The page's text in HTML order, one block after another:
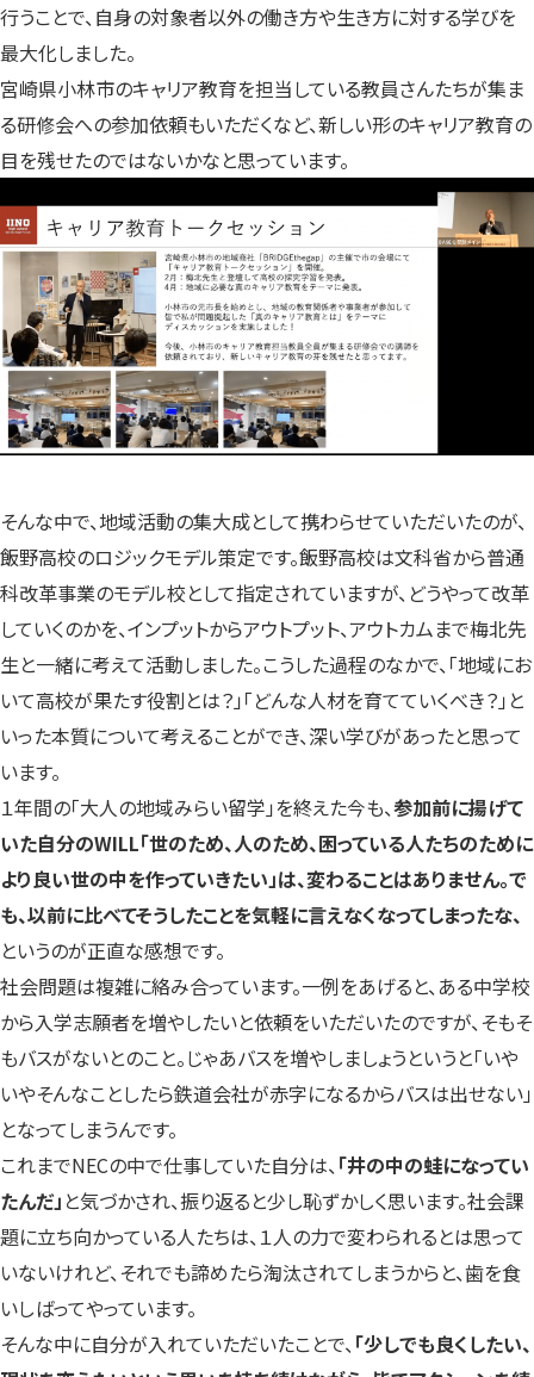
行うことで、自身の対象者以外の働き方や生き方に対する学びを
最大化しました。
宮崎県小林市のキャリア教育を担当している教員さんたちが集ま
る研修会への参加依頼もいただくなど、新しい形のキャリア教育の
目を残せたのではないかなと思っています。
そんな中で、地域活動の集大成として携わらせていただいたのが、
飯野高校のロジックモデル策定です。飯野高校は文科省から普通
科改革事業のモデル校として指定されていますが、どうやって改革
していくのかを、インプットからアウトプット、アウトカムまで梅北先
生と一緒に考えて活動しました。こうした過程のなかで、「地域にお
いて高校が果たす役割とは？」「どんな人材を育てていくべき？」と
いった本質について考えることができ、深い学びがあったと思って
います。
１年間の「大人の地域みらい留学」を終えた今も、参加前に揚げて
いた自分のWILL「世のため、人のため、困っている人たちのために
より良い世の中を作っていきたい」は、変わることはありません。で
も、以前に比べてそうしたことを気軽に言えなくなってしまったな、
というのが正直な感想です。
社会問題は複雑に絡み合っています。一例をあげると、ある中学校
から入学志願者を増やしたいと依頼をいただいたのですが、そもそ
もバスがないとのこと。じゃあバスを増やしましょうというと「いや
いやそんなことしたら鉄道会社が赤字になるからバスは出せない」
となってしまうんです。
これまでNECの中で仕事していた自分は、 「井の中の蛙になってい
たんだ」 と気づかされ、振り返ると少し恥ずかしく思います。社会課
題に立ち向かっている人たちは、１人の力で変わられるとは思って
いないけれど、それでも諦めたら淘汰されてしまうからと、歯を食
いしばってやっています。
そんな中に自分が入れていただいたことで、 「少しでも良くしたい、